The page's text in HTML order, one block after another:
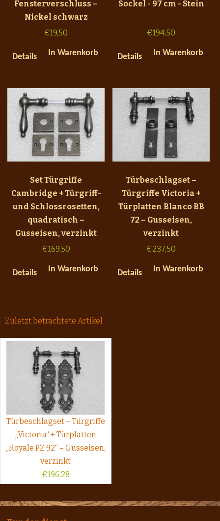
Fensterverschluss –
Nickel schwarz
€19,50
Details In Warenkorb
Sockel - 97 cm - Stein
€194,50
Details In Warenkorb
Set Türgriffe
Cambridge + Türgriff-
und Schlossrosetten,
quadratisch –
Gusseisen, verzinkt
€169,50
Details In Warenkorb
Türbeschlagset –
Türgriffe Victoria +
Türplatten Blanco BB
72 – Gusseisen,
verzinkt
€237,50
Details In Warenkorb
Zuletzt betrachtete Artikel
Türbeschlagset – Türgriffe
„Victoria“ + Türplatten
„Royale PZ 92“ – Gusseisen,
verzinkt
€196,28